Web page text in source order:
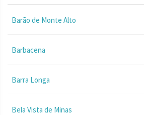
Barão de Monte Alto
Barbacena
Barra Longa
Bela Vista de Minas